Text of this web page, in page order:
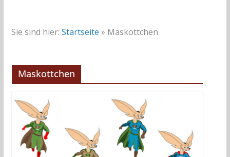
Sie sind hier: Startseite » Maskottchen
Maskottchen